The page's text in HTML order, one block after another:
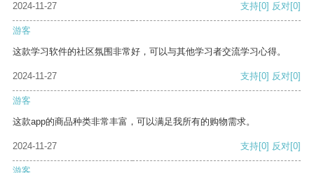
2024-11-27 支持[0] 反对[0]
游客
这款学习软件的社区氛围非常好，可以与其他学习者交流学习心得。
2024-11-27 支持[0] 反对[0]
游客
这款app的商品种类非常丰富，可以满足我所有的购物需求。
2024-11-27 支持[0] 反对[0]
游客